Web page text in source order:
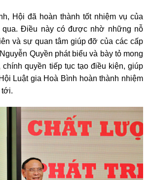
Hội đã hoàn thành tốt nhiệm vụ của
qua. Điều này có được nhờ những nỗ
và sự quan tâm giúp đỡ của các cấp
Quyền phát biểu và bày tỏ mong
chính quyền tiếp tục tạo điều kiện, giúp
Luật gia Hoà Bình hoàn thành nhiệm
tới.